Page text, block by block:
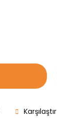
Karşılaştır